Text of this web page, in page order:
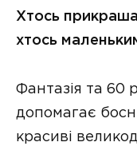
Хтось
хтось
Фантазія та 60
допомагає
красиві